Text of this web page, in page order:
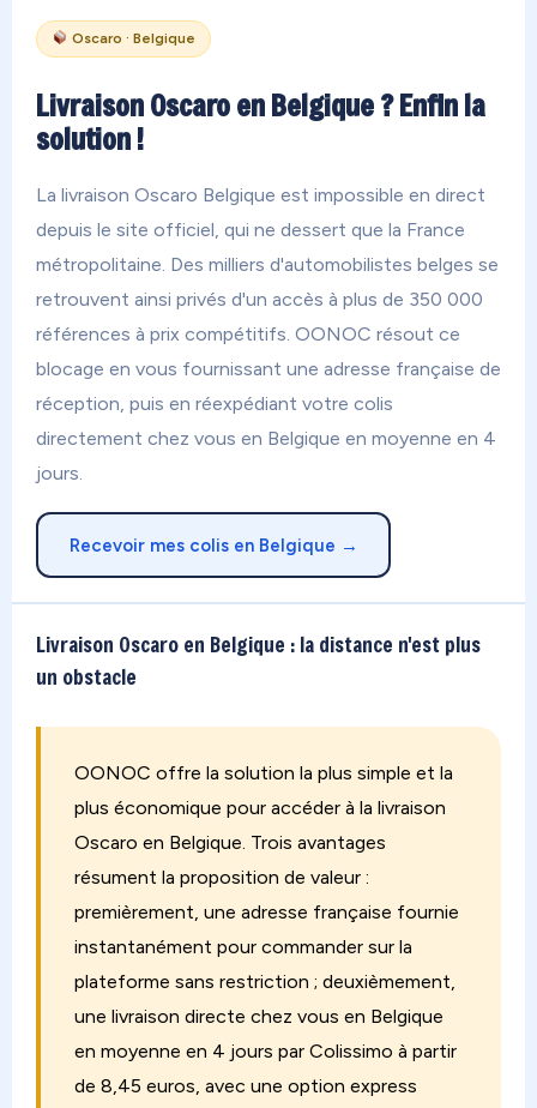
Oscaro · Belgique
Livraison Oscaro en Belgique ? Enfin la
solution !
La livraison Oscaro Belgique est impossible en direct
depuis le site officiel, qui ne dessert que la France
métropolitaine. Des milliers d'automobilistes belges se
retrouvent ainsi privés d'un accès à plus de 350 000
références à prix compétitifs. OONOC résout ce
blocage en vous fournissant une adresse française de
réception, puis en réexpédiant votre colis
directement chez vous en Belgique en moyenne en 4
jours.
Recevoir mes colis en Belgique →
Livraison Oscaro en Belgique : la distance n'est plus
un obstacle
OONOC offre la solution la plus simple et la
plus économique pour accéder à la livraison
Oscaro en Belgique. Trois avantages
résument la proposition de valeur :
premièrement, une adresse française fournie
instantanément pour commander sur la
plateforme sans restriction ; deuxièmement,
une livraison directe chez vous en Belgique
en moyenne en 4 jours par Colissimo à partir
de 8,45 euros, avec une option express